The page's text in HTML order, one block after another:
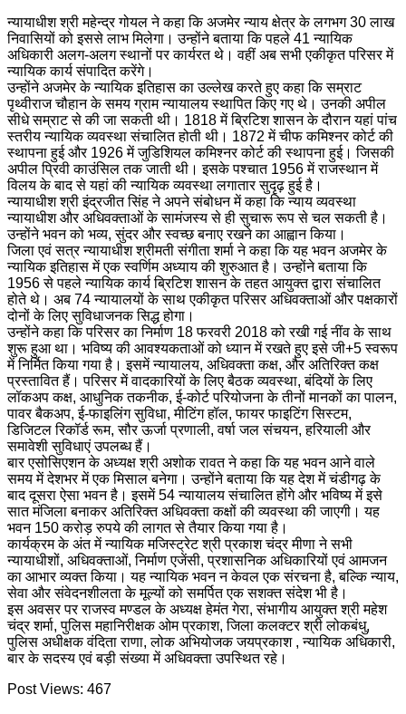
न्यायाधीश श्री महेन्द्र गोयल ने कहा कि अजमेर न्याय क्षेत्र के लगभग 30 लाख
निवासियों को इससे लाभ मिलेगा। उन्होंने बताया कि पहले 41 न्यायिक
अधिकारी अलग-अलग स्थानों पर कार्यरत थे। वहीं अब सभी एकीकृत परिसर में
न्यायिक कार्य संपादित करेंगे।
उन्होंने अजमेर के न्यायिक इतिहास का उल्लेख करते हुए कहा कि सम्राट
पृथ्वीराज चौहान के समय ग्राम न्यायालय स्थापित किए गए थे। उनकी अपील
सीधे सम्राट से की जा सकती थी। 1818 में ब्रिटिश शासन के दौरान यहां पांच
स्तरीय न्यायिक व्यवस्था संचालित होती थी। 1872 में चीफ कमिश्नर कोर्ट की
स्थापना हुई और 1926 में जुडिशियल कमिश्नर कोर्ट की स्थापना हुई। जिसकी
अपील प्रिवी काउंसिल तक जाती थी। इसके पश्चात 1956 में राजस्थान में
विलय के बाद से यहां की न्यायिक व्यवस्था लगातार सुदृढ़ हुई है।
न्यायाधीश श्री इंद्रजीत सिंह ने अपने संबोधन में कहा कि न्याय व्यवस्था
न्यायाधीश और अधिवक्ताओं के सामंजस्य से ही सुचारू रूप से चल सकती है।
उन्होंने भवन को भव्य, सुंदर और स्वच्छ बनाए रखने का आह्वान किया।
जिला एवं सत्र न्यायाधीश श्रीमती संगीता शर्मा ने कहा कि यह भवन अजमेर के
न्यायिक इतिहास में एक स्वर्णिम अध्याय की शुरुआत है। उन्होंने बताया कि
1956 से पहले न्यायिक कार्य ब्रिटिश शासन के तहत आयुक्त द्वारा संचालित
होते थे। अब 74 न्यायालयों के साथ एकीकृत परिसर अधिवक्ताओं और पक्षकारों
दोनों के लिए सुविधाजनक सिद्ध होगा।
उन्होंने कहा कि परिसर का निर्माण 18 फरवरी 2018 को रखी गई नींव के साथ
शुरू हुआ था। भविष्य की आवश्यकताओं को ध्यान में रखते हुए इसे जी+5 स्वरूप
में निर्मित किया गया है। इसमें न्यायालय, अधिवक्ता कक्ष, और अतिरिक्त कक्ष
प्रस्तावित हैं। परिसर में वादकारियों के लिए बैठक व्यवस्था, बंदियों के लिए
लॉकअप कक्ष, आधुनिक तकनीक, ई-कोर्ट परियोजना के तीनों मानकों का पालन,
पावर बैकअप, ई-फाइलिंग सुविधा, मीटिंग हॉल, फायर फाइटिंग सिस्टम,
डिजिटल रिकॉर्ड रूम, सौर ऊर्जा प्रणाली, वर्षा जल संचयन, हरियाली और
समावेशी सुविधाएं उपलब्ध हैं।
बार एसोसिएशन के अध्यक्ष श्री अशोक रावत ने कहा कि यह भवन आने वाले
समय में देशभर में एक मिसाल बनेगा। उन्होंने बताया कि यह देश में चंडीगढ़ के
बाद दूसरा ऐसा भवन है। इसमें 54 न्यायालय संचालित होंगे और भविष्य में इसे
सात मंजिला बनाकर अतिरिक्त अधिवक्ता कक्षों की व्यवस्था की जाएगी। यह
भवन 150 करोड़ रुपये की लागत से तैयार किया गया है।
कार्यक्रम के अंत में न्यायिक मजिस्ट्रेट श्री प्रकाश चंद्र मीणा ने सभी
न्यायाधीशों, अधिवक्ताओं, निर्माण एजेंसी, प्रशासनिक अधिकारियों एवं आमजन
का आभार व्यक्त किया। यह न्यायिक भवन न केवल एक संरचना है, बल्कि न्याय,
सेवा और संवेदनशीलता के मूल्यों को समर्पित एक सशक्त संदेश भी है।
इस अवसर पर राजस्व मण्डल के अध्यक्ष हेमंत गेरा, संभागीय आयुक्त श्री महेश
चंद्र शर्मा, पुलिस महानिरीक्षक ओम प्रकाश, जिला कलक्टर श्री लोकबंधु,
पुलिस अधीक्षक वंदिता राणा, लोक अभियोजक जयप्रकाश , न्यायिक अधिकारी,
बार के सदस्य एवं बड़ी संख्या में अधिवक्ता उपस्थित रहे।
Post Views: 467